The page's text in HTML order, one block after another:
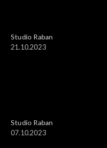
Studio Raban
21.10.2023
Studio Raban
07.10.2023